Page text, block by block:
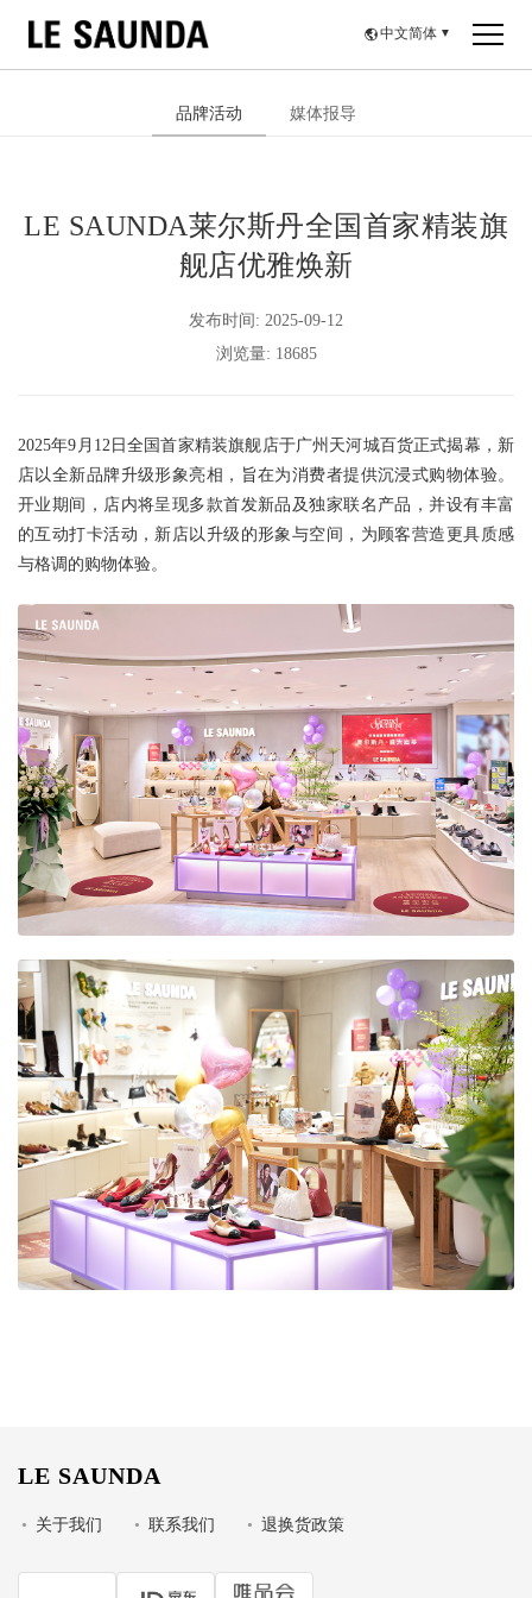
中文简体 ▼
品牌活动 媒体报导
LE SAUNDA莱尔斯丹全国首家精装旗
舰店优雅焕新
发布时间: 2025-09-12
浏览量: 18685
2025年9月12日全国首家精装旗舰店于广州天河城百货正式揭幕，新
店以全新品牌升级形象亮相，旨在为消费者提供沉浸式购物体验。
开业期间，店内将呈现多款首发新品及独家联名产品，并设有丰富
的互动打卡活动，新店以升级的形象与空间，为顾客营造更具质感
与格调的购物体验。
LE SAUNDA
• 关于我们 • 联系我们 • 退换货政策